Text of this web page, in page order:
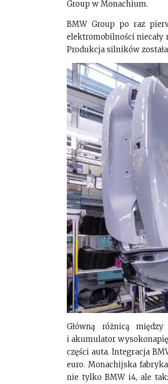
Group w Monachium.
BMW Group po raz
elektromobilności niecały
Produkcja silników
Główną różnicą
i akumulator
części auta. Integracja
euro. Monachijska
nie tylko BMW i4, ale